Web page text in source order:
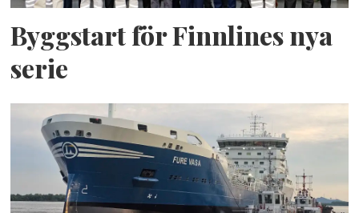
Byggstart för Finnlines nya
serie